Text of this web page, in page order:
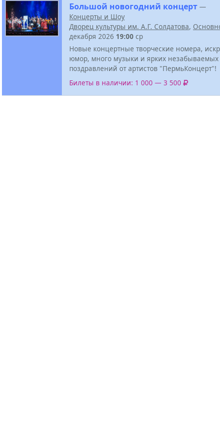
Большой новогодний концерт —
Концерты и Шоу
Дворец культуры им. А.Г. Солдатова,
декабря 2026 19:00 ср
Новые концертные творческие номера,
юмор, много музыки и ярких незабываемых
поздравлений от артистов "ПермьКонцерт"!
Билеты в наличии: 1 000 — 3 500